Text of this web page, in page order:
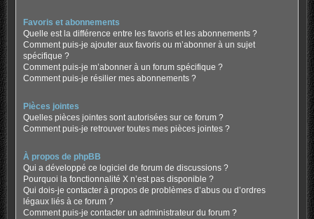
Favoris et abonnements
Quelle est la différence entre les favoris et les abonnements ?
Comment puis-je ajouter aux favoris ou m’abonner à un sujet
spécifique ?
Comment puis-je m’abonner à un forum spécifique ?
Comment puis-je résilier mes abonnements ?
Pièces jointes
Quelles pièces jointes sont autorisées sur ce forum ?
Comment puis-je retrouver toutes mes pièces jointes ?
À propos de phpBB
Qui a développé ce logiciel de forum de discussions ?
Pourquoi la fonctionnalité X n’est pas disponible ?
Qui dois-je contacter à propos de problèmes d’abus ou d’ordres
légaux liés à ce forum ?
Comment puis-je contacter un administrateur du forum ?